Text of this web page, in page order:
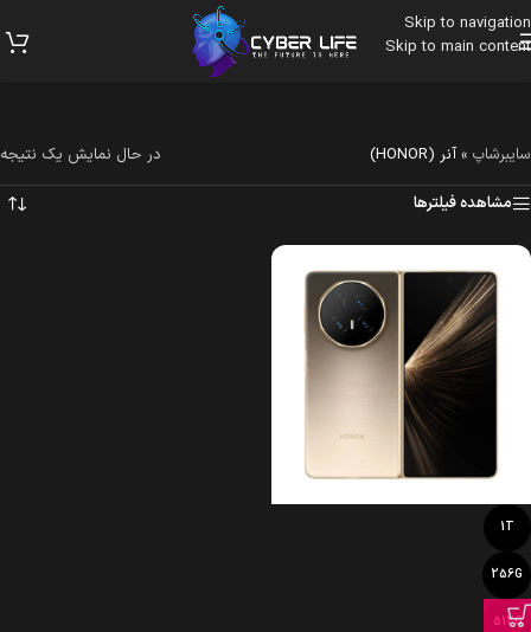
Skip to navigation
Skip to main content
سایبرشاپ » آنر (HONOR) در حال نمایش یک نتیجه
مشاهده فیلترها
1T
256G
512G